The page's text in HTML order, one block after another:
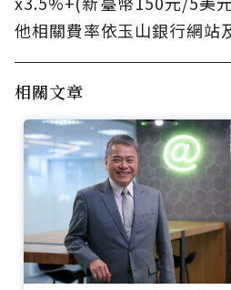
他相關費率依玉山銀行網站
相關文章